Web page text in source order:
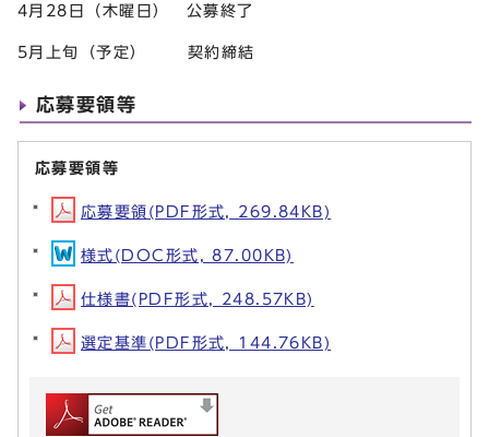
4月28日（木曜日） 公募終了
5月上旬（予定） 契約締結
応募要領等
応募要領等
応募要領(PDF形式, 269.84KB)
様式(DOC形式, 87.00KB)
仕様書(PDF形式, 248.57KB)
選定基準(PDF形式, 144.76KB)